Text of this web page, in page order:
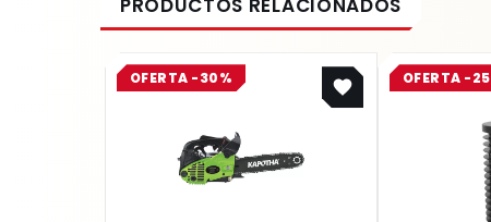
OFERTA -30%
Original
price
$ 1.039.500.
Current
price
$ 727.650.
OFERTA -